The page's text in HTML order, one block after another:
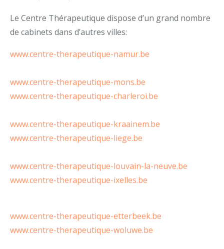
Le Centre Thérapeutique dispose d’un grand nombre
de cabinets dans d’autres villes:
www.centre-therapeutique-namur.be
www.centre-therapeutique-mons.be
www.centre-therapeutique-charleroi.be
www.centre-therapeutique-kraainem.be
www.centre-therapeutique-liege.be
www.centre-therapeutique-louvain-la-neuve.be
www.centre-therapeutique-ixelles.be
www.centre-therapeutique-etterbeek.be
www.centre-therapeutique-woluwe.be